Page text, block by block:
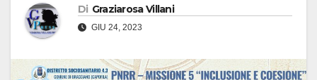
Di Graziarosa Villani
GIU 24, 2023